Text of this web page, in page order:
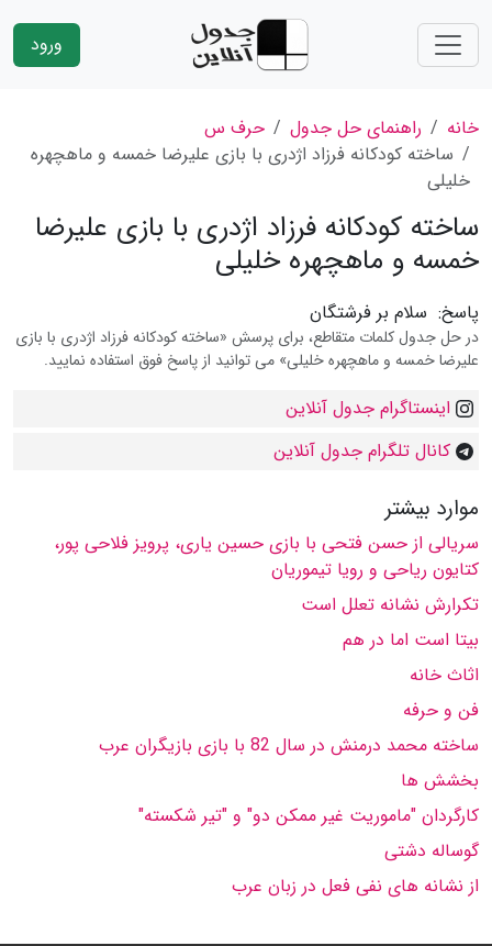
ورود
خانه راهنمای حل جدول
حرف س
ساخته كودكانه فرزاد اژدرى با بازى علیرضا خمسه و ماهچهره
خلیلى
ساخته كودكانه فرزاد اژدرى با بازى علیرضا
خمسه و ماهچهره خلیلى
پاسخ: سلام بر فرشتگان
در حل جدول کلمات متقاطع، برای پرسش «ساخته كودكانه فرزاد اژدرى با بازى
علیرضا خمسه و ماهچهره خلیلى» می توانید از پاسخ فوق استفاده نمایید.
اینستاگرام جدول آنلاین
کانال تلگرام جدول آنلاین
موارد بیشتر
سریالى از حسن فتحى با بازى حسین یارى، پرویز فلاحى پور،
كتایون ریاحى و رویا تیموریان
تكرارش نشانه تعلل است
بیتا است اما در هم
اثاث خانه
فن و حرفه
ساخته محمد درمنش در سال 82 با بازى بازیگران عرب
بخشش ها
کارگردان "ماموریت غیر ممکن دو" و "تیر شکسته"
گوساله دشتى
از نشانه هاى نفى فعل در زبان عرب